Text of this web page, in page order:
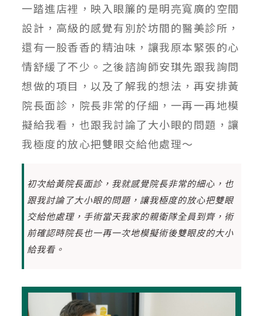
一踏進店裡，映入眼簾的是明亮寬廣的空間
設計，高級的感覺有別於坊間的醫美診所，
還有一股香香的精油味，讓我原本緊張的心
情舒緩了不少。之後諮詢師安琪先跟我詢問
想做的項目，以及了解我的想法，再安排黃
院長面診，院長非常的仔細，一再一再地模
擬給我看，也跟我討論了大小眼的問題，讓
我極度的放心把雙眼交給他處理～
初次給黃院長面診，我就感覺院長非常的細心，也
跟我討論了大小眼的問題，讓我極度的放心把雙眼
交給他處理，手術當天我家的親衛隊全員到齊，術
前確認時院長也一再一次地模擬術後雙眼皮的大小
給我看。